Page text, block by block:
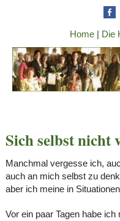
Home| Die
Sich selbst nicht
Manchmal vergesse ich,
auch an mich selbst zu
aber ich meine in
Vor ein paar Tagen habe